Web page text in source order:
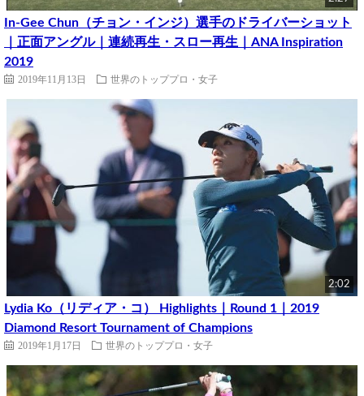
In-Gee Chun（チョン・インジ）選手のドライバーショット
｜正面アングル｜連続再生・スロー再生｜ANA Inspiration
2019
2019年11月13日 世界のトッププロ・女子
2:02
Lydia Ko（リディア・コ） Highlights｜Round 1｜2019
Diamond Resort Tournament of Champions
2019年1月17日 世界のトッププロ・女子